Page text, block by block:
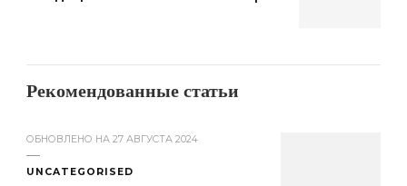
Рекомендованные статьи
ОБНОВЛЕНО НА 27 АВГУСТА 2024
UNCATEGORISED